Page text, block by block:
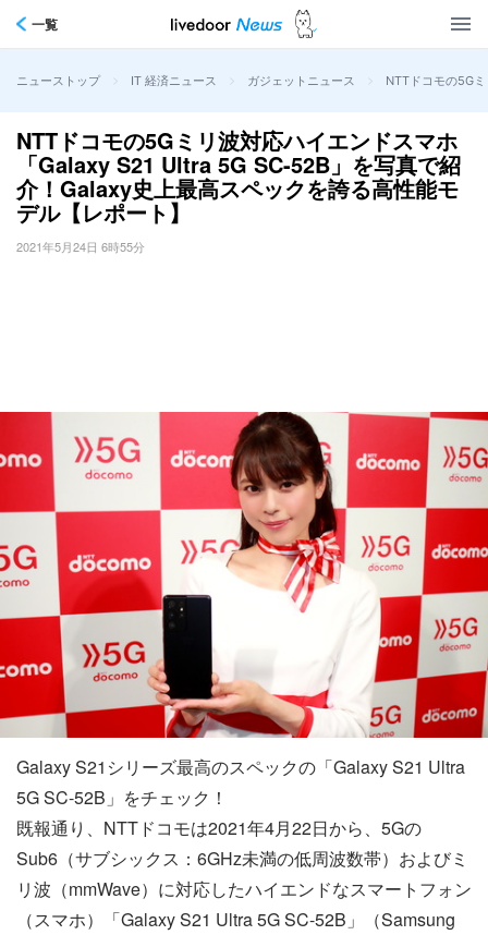
一覧
ニューストップ > IT 経済ニュース > ガジェットニュース > NTTドコモの5G
NTTドコモの5Gミリ波対応ハイエンドスマホ
「Galaxy S21 Ultra 5G SC-52B」を写真で紹
介！Galaxy史上最高スペックを誇る高性能モ
デル【レポート】
2021年5月24日 6時55分
Galaxy S21シリーズ最高のスペックの「Galaxy S21 Ultra
5G SC-52B」をチェック！
既報通り、NTTドコモは2021年4月22日から、5Gの
Sub6（サブシックス：6GHz未満の低周波数帯）およびミ
リ波（mmWave）に対応したハイエンドなスマートフォン
（スマホ）「Galaxy S21 Ultra 5G SC-52B」（Samsung